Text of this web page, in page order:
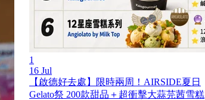
1
16 Jul
【啟德好去處】限時兩周！AIRSIDE夏日
Gelato祭 200款甜品＋超衝擊大蒜芫茜雪糕